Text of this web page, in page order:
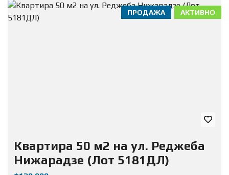
АКТИВНО
ПРОДАЖА
Квартира 50 м2 на ул. Реджеба
Нижарадзе (Лот 5181ДЛ)